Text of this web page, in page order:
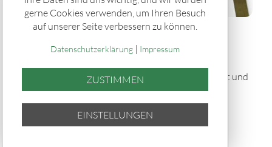
Rätseln & Service / Rezepte
Gefülltes Brot "Tortano" vom Grill
Dieses gefüllte Brot „Tortano“ vom Grill ist herzhaft und
saftig: Ein fluffiger Hefeteig umhüllt Pesto,
gerne Cookies verwenden, um Ihren Besuch
auf unserer Seite verbessern zu können.
Datenschutzerklärung| Impressum
ZUSTIMMEN
EINSTELLUNGEN